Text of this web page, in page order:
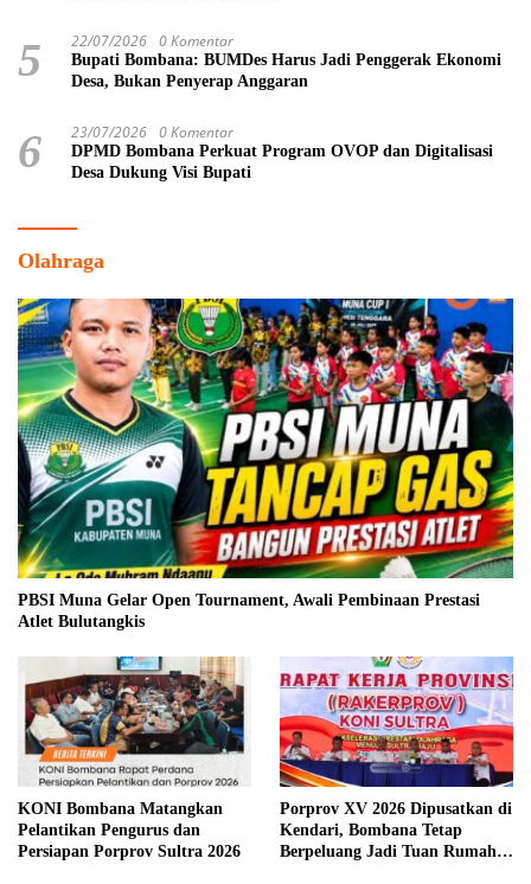
5 22/07/2026 0 Komentar
Bupati Bombana: BUMDes Harus Jadi Penggerak Ekonomi
Desa, Bukan Penyerap Anggaran
6 23/07/2026 0 Komentar
DPMD Bombana Perkuat Program OVOP dan Digitalisasi
Desa Dukung Visi Bupati
Olahraga
PBSI Muna Gelar Open Tournament, Awali Pembinaan Prestasi
Atlet Bulutangkis
KONI Bombana Matangkan
Pelantikan Pengurus dan
Persiapan Porprov Sultra 2026
Porprov XV 2026 Dipusatkan di
Kendari, Bombana Tetap
Berpeluang Jadi Tuan Rumah